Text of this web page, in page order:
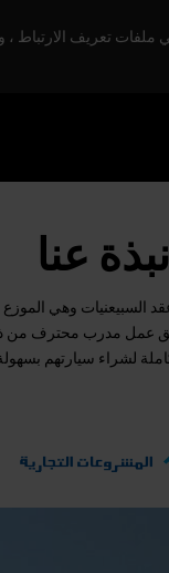
تعريف الارتباط
نبذة عنا
وهي
عمل مدرب محترف من
لشراء سيارتهم